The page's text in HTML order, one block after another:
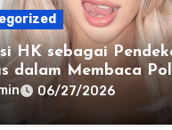
HK sebagai
dalam Membaca
06/27/2026